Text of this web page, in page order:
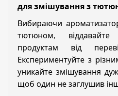
для змішування з
Вибираючи
тютюном, віддавайте
продуктам від
Експериментуйте з
уникайте змішування
щоб один не заглушив